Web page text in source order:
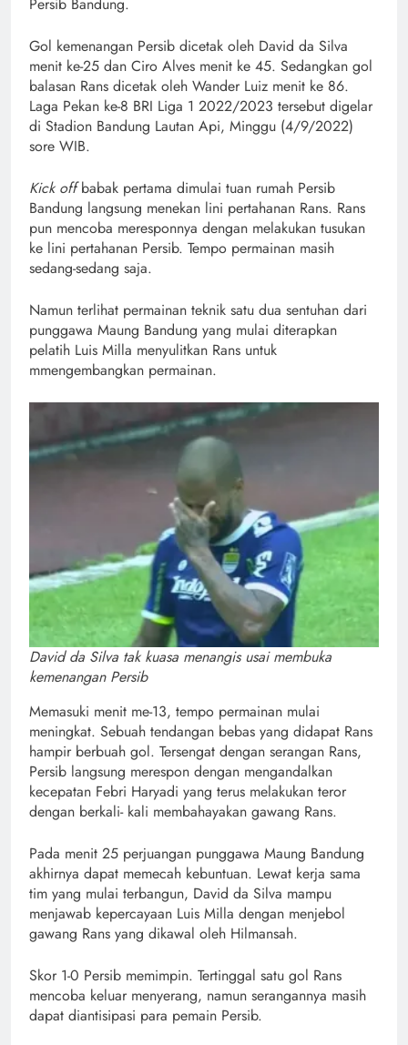
Gol kemenangan Persib dicetak oleh David da Silva
menit ke-25 dan Ciro Alves menit ke 45. Sedangkan gol
balasan Rans dicetak oleh Wander Luiz menit ke 86.
Laga Pekan ke-8 BRI Liga 1 2022/2023 tersebut digelar
di Stadion Bandung Lautan Api, Minggu (4/9/2022)
sore WIB.
Kick offbabak pertama dimulai tuan rumah Persib
Bandung langsung menekan lini pertahanan Rans. Rans
pun mencoba meresponnya dengan melakukan tusukan
ke lini pertahanan Persib. Tempo permainan masih
sedang-sedang saja.
Namun terlihat permainan teknik satu dua sentuhan dari
punggawa Maung Bandung yang mulai diterapkan
pelatih Luis Milla menyulitkan Rans untuk
mmengembangkan permainan.
David da Silva tak kuasa menangis usai membuka
kemenangan Persib
Memasuki menit me-13, tempo permainan mulai
meningkat. Sebuah tendangan bebas yang didapat Rans
hampir berbuah gol. Tersengat dengan serangan Rans,
Persib langsung merespon dengan mengandalkan
kecepatan Febri Haryadi yang terus melakukan teror
dengan berkali- kali membahayakan gawang Rans.
Pada menit 25 perjuangan punggawa Maung Bandung
akhirnya dapat memecah kebuntuan. Lewat kerja sama
tim yang mulai terbangun, David da Silva mampu
menjawab kepercayaan Luis Milla dengan menjebol
gawang Rans yang dikawal oleh Hilmansah.
Skor 1-0 Persib memimpin. Tertinggal satu gol Rans
mencoba keluar menyerang, namun serangannya masih
dapat diantisipasi para pemain Persib.